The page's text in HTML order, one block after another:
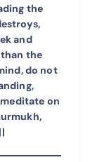
the
and
the
do not
on